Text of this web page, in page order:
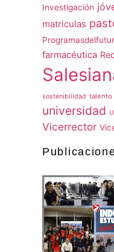
Investigación
matriculas
farmacéutica
sostenibilidad talento
universidad
Vicerrector